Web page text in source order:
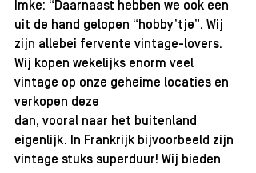
Imke: “Daarnaast hebben we ook een
uit de hand gelopen “hobby’tje”. Wij
zijn allebei fervente vintage-lovers.
Wij kopen wekelijks enorm veel
vintage op onze geheime locaties en
verkopen deze
dan, vooral naar het buitenland
eigenlijk. In Frankrijk bijvoorbeeld zijn
vintage stuks superduur! Wij bieden